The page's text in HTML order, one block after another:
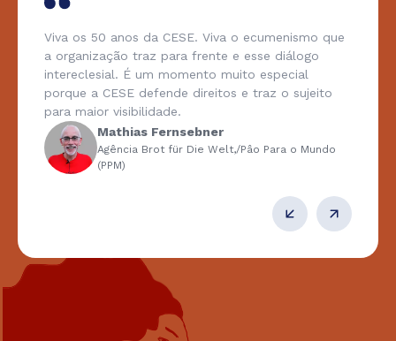
Viva os 50 anos da CESE. Viva o ecumenismo que
a organização traz para frente e esse diálogo
intereclesial. É um momento muito especial
porque a CESE defende direitos e traz o sujeito
para maior visibilidade.
Mathias Fernsebner
Agência Brot für Die Welt,/Pâo Para o Mundo
(PPM)